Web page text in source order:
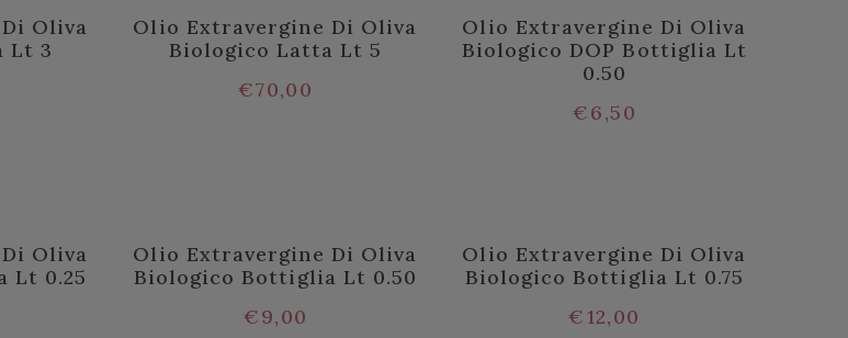
Oliva
Lt 3
Olio Extravergine Di Oliva
Biologico Latta Lt 5
€70,00
Olio Extravergine Di Oliva
Biologico DOP Bottiglia Lt
0.50
€6,50
Oliva
Lt 0.25
Olio Extravergine Di Oliva
Biologico Bottiglia Lt 0.50
€9,00
Olio Extravergine Di Oliva
Biologico Bottiglia Lt 0.75
€ 12,00